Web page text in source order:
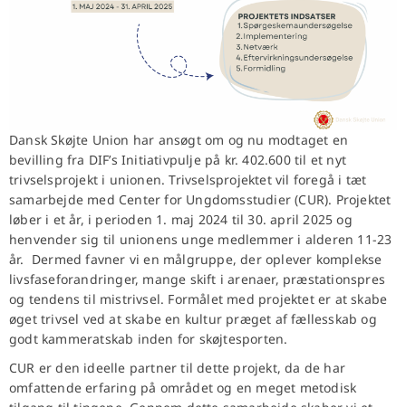
Dansk Skøjte Union har ansøgt om og nu modtaget en
bevilling fra DIF’s Initiativpulje på kr. 402.600 til et nyt
trivselsprojekt i unionen. Trivselsprojektet vil foregå i tæt
samarbejde med Center for Ungdomsstudier (CUR). Projektet
løber i et år, i perioden 1. maj 2024 til 30. april 2025 og
henvender sig til unionens unge medlemmer i alderen 11-23
år. Dermed favner vi en målgruppe, der oplever komplekse
livsfaseforandringer, mange skift i arenaer, præstationspres
og tendens til mistrivsel. Formålet med projektet er at skabe
øget trivsel ved at skabe en kultur præget af fællesskab og
godt kammeratskab inden for skøjtesporten.
CUR er den ideelle partner til dette projekt, da de har
omfattende erfaring på området og en meget metodisk